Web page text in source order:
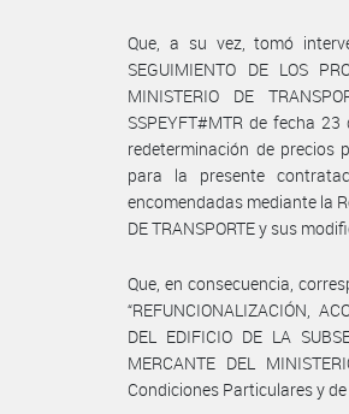
Que, a su vez, tomó
SEGUIMIENTO DE LOS
MINISTERIO DE
SSPEYFT#MTR de fecha
redeterminación de precios
para la presente
encomendadas mediante la
DE TRANSPORTE y sus
Que, en consecuencia,
“REFUNCIONALIZACIÓN,
DEL EDIFICIO DE LA
MERCANTE DEL
Condiciones Particulares y